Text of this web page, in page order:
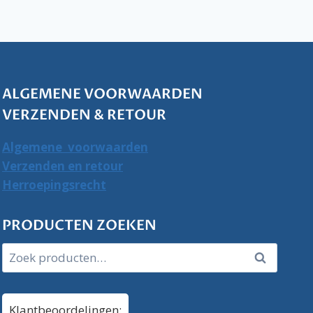
ALGEMENE VOORWAARDEN
VERZENDEN & RETOUR
Algemene voorwaarden
Verzenden en retour
Herroepingsrecht
PRODUCTEN ZOEKEN
Zoeken
naar:
Zoeken